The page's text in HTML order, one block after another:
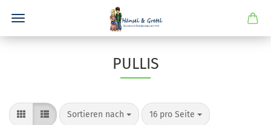
PULLIS
Sortieren nach
Sortieren nach 16 pro Seite
pro Seite